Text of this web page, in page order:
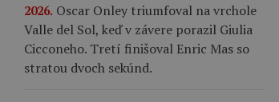
2026. Oscar Onley triumfoval na vrchole
Valle del Sol, keď v závere porazil Giulia
Cicconeho. Tretí finišoval Enric Mas so
stratou dvoch sekúnd.